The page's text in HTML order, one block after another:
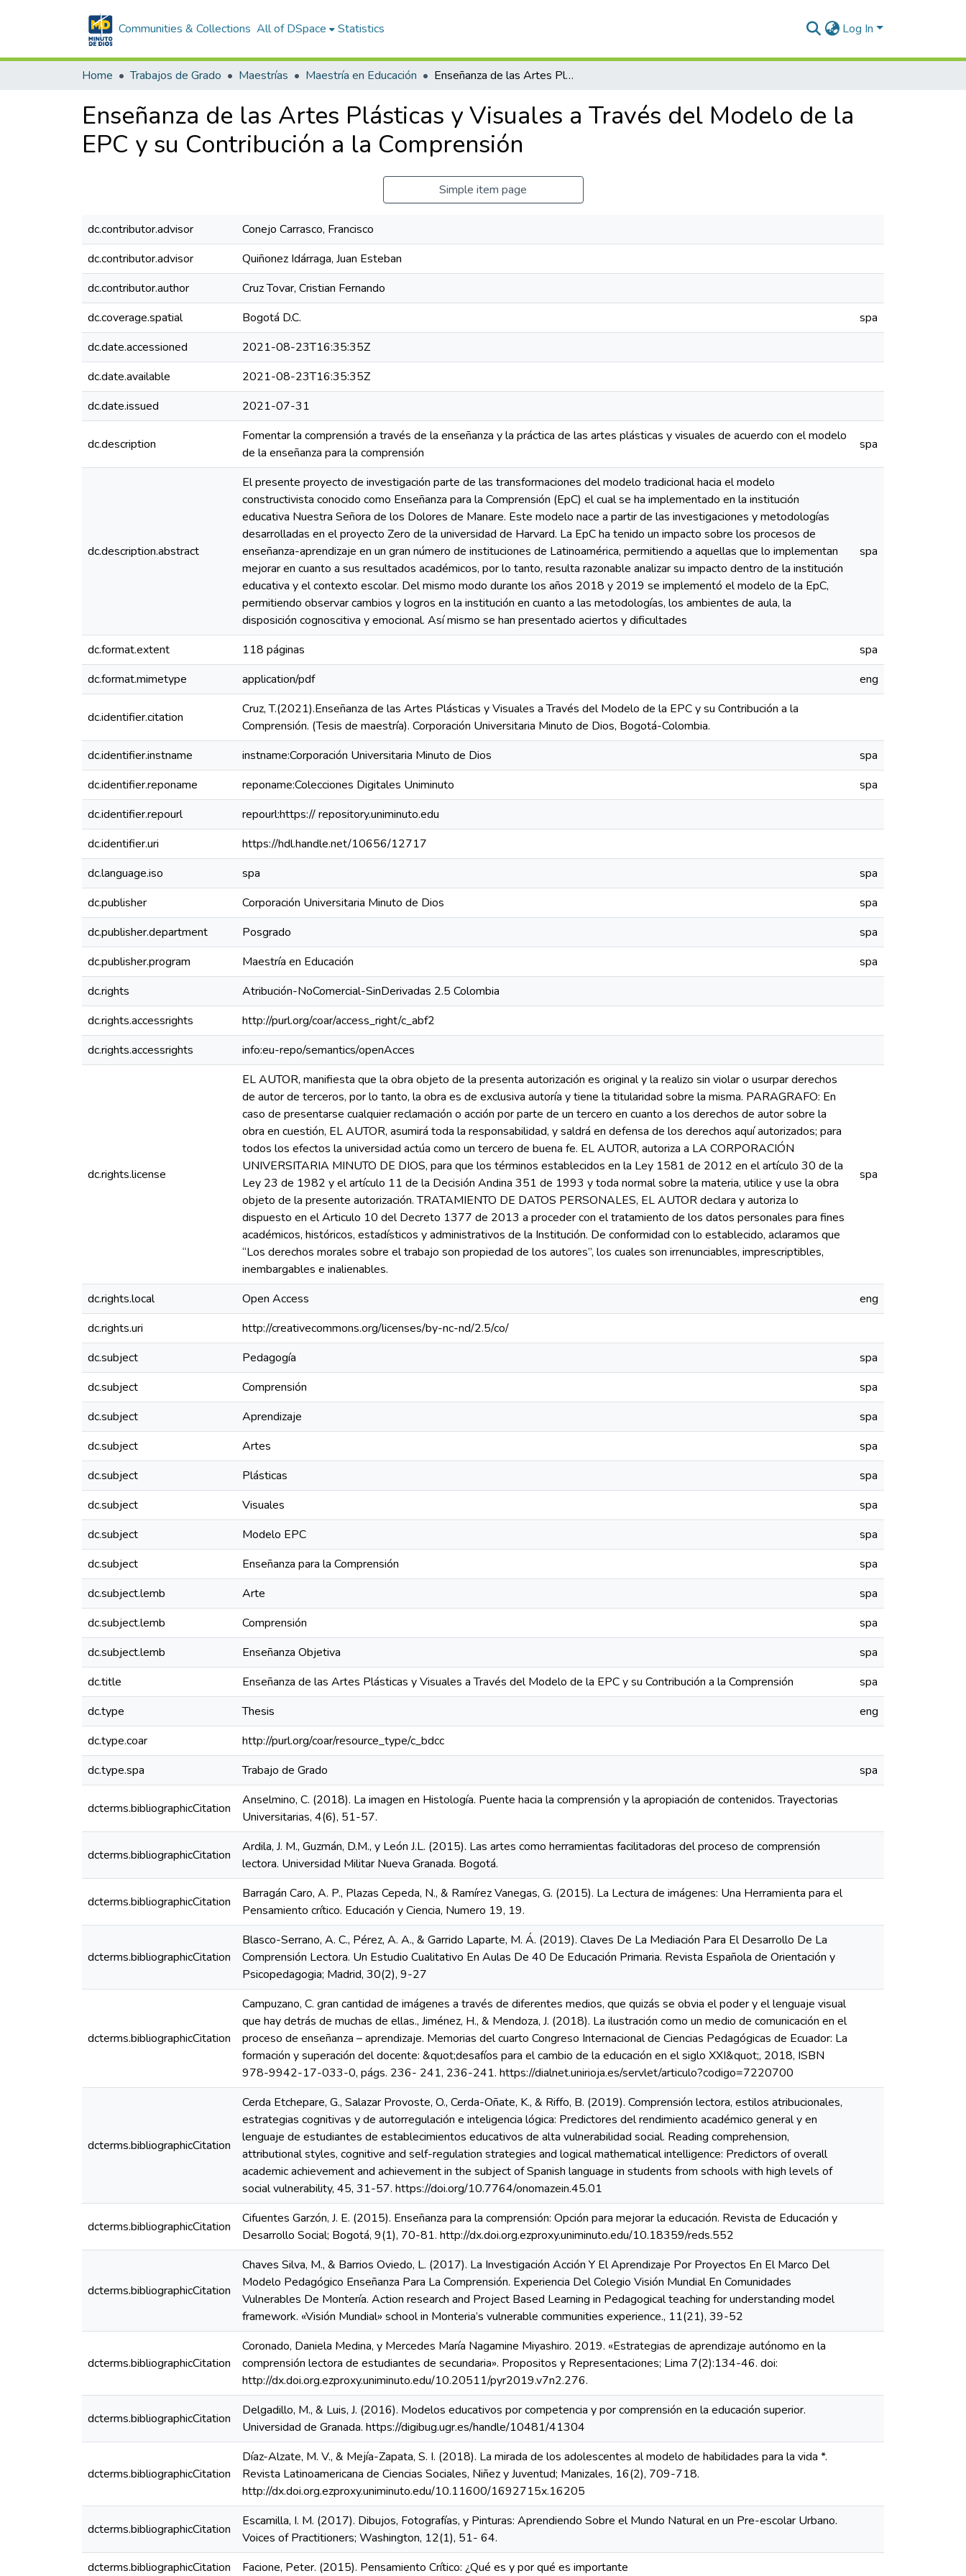
Communities & Collections All of DSpace Statistics Log In
Home Trabajos de Grado Maestrías Maestría en Educación Enseñanza de las Artes Plásticas y Visuales a Través del Modelo de la EPC y su Contribución a la Comprensión
Enseñanza de las Artes Plásticas y Visuales a Través del Modelo de la
EPC y su Contribución a la Comprensión
Simple item page
dc.contributor.advisor
Conejo Carrasco, Francisco
dc.contributor.advisor
Quiñonez Idárraga, Juan Esteban
dc.contributor.author
Cruz Tovar, Cristian Fernando
dc.coverage.spatial
Bogotá D.C.
spa
dc.date.accessioned
2021-08-23T16:35:35Z
dc.date.available
2021-08-23T16:35:35Z
dc.date.issued
2021-07-31
dc.description
Fomentar la comprensión a través de la enseñanza y la práctica de las artes plásticas y visuales de acuerdo con el modelo
de la enseñanza para la comprensión
spa
dc.description.abstract
El presente proyecto de investigación parte de las transformaciones del modelo tradicional hacia el modelo
constructivista conocido como Enseñanza para la Comprensión (EpC) el cual se ha implementado en la institución
educativa Nuestra Señora de los Dolores de Manare. Este modelo nace a partir de las investigaciones y metodologías
desarrolladas en el proyecto Zero de la universidad de Harvard. La EpC ha tenido un impacto sobre los procesos de
enseñanza-aprendizaje en un gran número de instituciones de Latinoamérica, permitiendo a aquellas que lo implementan
mejorar en cuanto a sus resultados académicos, por lo tanto, resulta razonable analizar su impacto dentro de la institución
educativa y el contexto escolar. Del mismo modo durante los años 2018 y 2019 se implementó el modelo de la EpC,
permitiendo observar cambios y logros en la institución en cuanto a las metodologías, los ambientes de aula, la
disposición cognoscitiva y emocional. Así mismo se han presentado aciertos y dificultades
spa
dc.format.extent 118 páginas
spa
dc.format.mimetype
application/pdf eng
dc.identifier.citation
Cruz, T.(2021).Enseñanza de las Artes Plásticas y Visuales a Través del Modelo de la EPC y su Contribución a la
Comprensión. (Tesis de maestría). Corporación Universitaria Minuto de Dios, Bogotá-Colombia.
dc.identifier.instname
instname:Corporación Universitaria Minuto de Dios
spa
dc.identifier.reponame
reponame:Colecciones Digitales Uniminuto
spa
dc.identifier.repourl
repourl:https:// repository.uniminuto.edu
dc.identifier.uri
https://hdl.handle.net/10656/12717
dc.language.iso
spa
spa
dc.publisher
Corporación Universitaria Minuto de Dios
spa
dc.publisher.department
Posgrado
spa
dc.publisher.program
Maestría en Educación
spa
dc.rights
Atribución-NoComercial-SinDerivadas 2.5 Colombia
dc.rights.accessrights
http://purl.org/coar/access_right/c_abf2
dc.rights.accessrights
info:eu-repo/semantics/openAcces
dc.rights.license
EL AUTOR, manifiesta que la obra objeto de la presenta autorización es original y la realizo sin violar o usurpar derechos
de autor de terceros, por lo tanto, la obra es de exclusiva autoría y tiene la titularidad sobre la misma. PARAGRAFO: En
caso de presentarse cualquier reclamación o acción por parte de un tercero en cuanto a los derechos de autor sobre la
obra en cuestión, EL AUTOR, asumirá toda la responsabilidad, y saldrá en defensa de los derechos aquí autorizados; para
todos los efectos la universidad actúa como un tercero de buena fe. EL AUTOR, autoriza a LA CORPORACIÓN
UNIVERSITARIA MINUTO DE DIOS, para que los términos establecidos en la Ley 1581 de 2012 en el artículo 30 de la
Ley 23 de 1982 y el artículo 11 de la Decisión Andina 351 de 1993 y toda normal sobre la materia, utilice y use la obra
objeto de la presente autorización. TRATAMIENTO DE DATOS PERSONALES, EL AUTOR declara y autoriza lo
dispuesto en el Articulo 10 del Decreto 1377 de 2013 a proceder con el tratamiento de los datos personales para fines
académicos, históricos, estadísticos y administrativos de la Institución. De conformidad con lo establecido, aclaramos que
“Los derechos morales sobre el trabajo son propiedad de los autores”, los cuales son irrenunciables, imprescriptibles,
inembargables e inalienables.
spa
dc.rights.local Open Access
eng
dc.rights.uri
http://creativecommons.org/licenses/by-nc-nd/2.5/co/
dc.subject
Pedagogía
spa
dc.subject
Comprensión
spa
dc.subject
Aprendizaje
spa
dc.subject
Artes
spa
dc.subject
Plásticas
spa
dc.subject
Visuales
spa
dc.subject
Modelo EPC
spa
dc.subject
Enseñanza para la Comprensión
spa
dc.subject.lemb
Arte
spa
dc.subject.lemb
Comprensión
spa
dc.subject.lemb
Enseñanza Objetiva
spa
dc.title
Enseñanza de las Artes Plásticas y Visuales a Través del Modelo de la EPC y su Contribución a la Comprensión
spa
dc.type
Thesis
eng
dc.type.coar
http://purl.org/coar/resource_type/c_bdcc
dc.type.spa
Trabajo de Grado spa
dcterms.bibliographicCitation
Anselmino, C. (2018). La imagen en Histología. Puente hacia la comprensión y la apropiación de contenidos. Trayectorias
Universitarias, 4(6), 51-57.
dcterms.bibliographicCitation
Ardila, J. M., Guzmán, D.M., y León J.L. (2015). Las artes como herramientas facilitadoras del proceso de comprensión
lectora. Universidad Militar Nueva Granada. Bogotá.
dcterms.bibliographicCitation
Barragán Caro, A. P., Plazas Cepeda, N., & Ramírez Vanegas, G. (2015). La Lectura de imágenes: Una Herramienta para el
Pensamiento crítico. Educación y Ciencia, Numero 19, 19.
dcterms.bibliographicCitation
Blasco-Serrano, A. C., Pérez, A. A., & Garrido Laparte, M. Á. (2019). Claves De La Mediación Para El Desarrollo De La
Comprensión Lectora. Un Estudio Cualitativo En Aulas De 40 De Educación Primaria. Revista Española de Orientación y
Psicopedagogia; Madrid, 30(2), 9-27
dcterms.bibliographicCitation
Campuzano, C. gran cantidad de imágenes a través de diferentes medios, que quizás se obvia el poder y el lenguaje visual
que hay detrás de muchas de ellas., Jiménez, H., & Mendoza, J. (2018). La ilustración como un medio de comunicación en el
proceso de enseñanza – aprendizaje. Memorias del cuarto Congreso Internacional de Ciencias Pedagógicas de Ecuador: La
formación y superación del docente: &quot;desafíos para el cambio de la educación en el siglo XXI&quot;, 2018, ISBN
978-9942-17-033-0, págs. 236- 241, 236-241. https://dialnet.unirioja.es/servlet/articulo?codigo=7220700
dcterms.bibliographicCitation
Cerda Etchepare, G., Salazar Provoste, O., Cerda-Oñate, K., & Riffo, B. (2019). Comprensión lectora, estilos atribucionales,
estrategias cognitivas y de autorregulación e inteligencia lógica: Predictores del rendimiento académico general y en
lenguaje de estudiantes de establecimientos educativos de alta vulnerabilidad social. Reading comprehension,
attributional styles, cognitive and self-regulation strategies and logical mathematical intelligence: Predictors of overall
academic achievement and achievement in the subject of Spanish language in students from schools with high levels of
social vulnerability, 45, 31-57. https://doi.org/10.7764/onomazein.45.01
dcterms.bibliographicCitation
Cifuentes Garzón, J. E. (2015). Enseñanza para la comprensión: Opción para mejorar la educación. Revista de Educación y
Desarrollo Social; Bogotá, 9(1), 70-81. http://dx.doi.org.ezproxy.uniminuto.edu/10.18359/reds.552
dcterms.bibliographicCitation
Chaves Silva, M., & Barrios Oviedo, L. (2017). La Investigación Acción Y El Aprendizaje Por Proyectos En El Marco Del
Modelo Pedagógico Enseñanza Para La Comprensión. Experiencia Del Colegio Visión Mundial En Comunidades
Vulnerables De Montería. Action research and Project Based Learning in Pedagogical teaching for understanding model
framework. «Visión Mundial» school in Monteria’s vulnerable communities experience., 11(21), 39-52
dcterms.bibliographicCitation
Coronado, Daniela Medina, y Mercedes María Nagamine Miyashiro. 2019. «Estrategias de aprendizaje autónomo en la
comprensión lectora de estudiantes de secundaria». Propositos y Representaciones; Lima 7(2):134-46. doi:
http://dx.doi.org.ezproxy.uniminuto.edu/10.20511/pyr2019.v7n2.276.
dcterms.bibliographicCitation
Delgadillo, M., & Luis, J. (2016). Modelos educativos por competencia y por comprensión en la educación superior.
Universidad de Granada. https://digibug.ugr.es/handle/10481/41304
dcterms.bibliographicCitation
Díaz-Alzate, M. V., & Mejía-Zapata, S. I. (2018). La mirada de los adolescentes al modelo de habilidades para la vida *.
Revista Latinoamericana de Ciencias Sociales, Niñez y Juventud; Manizales, 16(2), 709-718.
http://dx.doi.org.ezproxy.uniminuto.edu/10.11600/1692715x.16205
dcterms.bibliographicCitation
Escamilla, I. M. (2017). Dibujos, Fotografías, y Pinturas: Aprendiendo Sobre el Mundo Natural en un Pre-escolar Urbano.
Voices of Practitioners; Washington, 12(1), 51- 64.
dcterms.bibliographicCitation
Facione, Peter. (2015). Pensamiento Crítico: ¿Qué es y por qué es importante